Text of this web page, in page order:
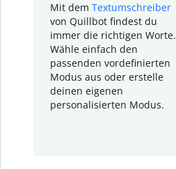
Mit dem Textumschreiber
von Quillbot findest du
immer die richtigen Worte.
Wähle einfach den
passenden vordefinierten
Modus aus oder erstelle
deinen eigenen
personalisierten Modus.